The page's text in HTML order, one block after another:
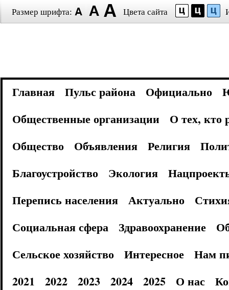
Размер шрифта: Цвета сайта
Главная Пульс района Официально
Общественные организации
О тех, кто
Общество
Объявления Религия
Благоустройство
Экология
Перепись населения
Актуально
Социальная сфера
Здравоохранение
Сельское хозяйство
Интересное
Нам
2021
2022 2023 2024 2025 О нас